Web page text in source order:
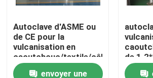
Contrôle de la qualité
Autoclave d'ASME ou
de CE pour la
vulcanisation en
caoutchouc/textile/câble
et les industries de
envoyer une
de